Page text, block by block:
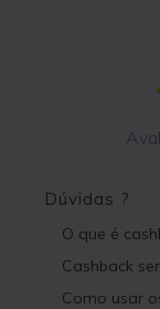
Dúvidas ?
O que é
Cashback
Como usar